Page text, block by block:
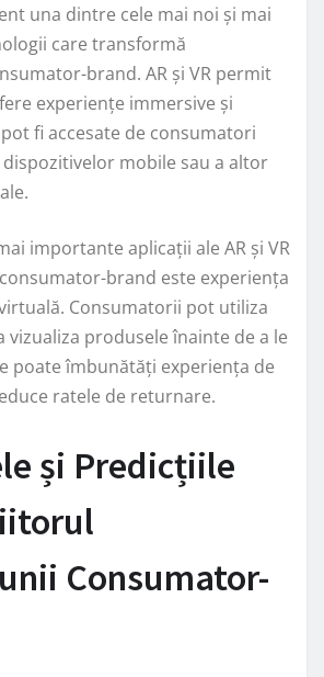
una dintre cele mai noi și mai
care transformă
brand. AR și VR permit
experiențe immersive și
fi accesate de consumatori
mobile sau a altor
importante aplicații ale AR și VR
brand este experiența
Consumatorii pot utiliza
vizualiza produsele înainte de a le
poate îmbunătăți experiența de
ratele de returnare.
și Predicțiile
Consumator-